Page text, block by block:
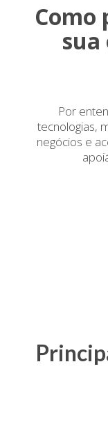
Como
sua
Por
tecnologias,
negócios e